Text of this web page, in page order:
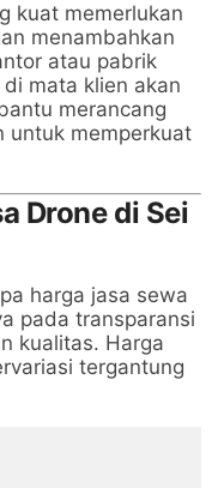
kuat memerlukan
menambahkan
atau pabrik
mata klien akan
merancang
untuk memperkuat
Drone di Sei
harga jasa sewa
pada transparansi
kualitas. Harga
tergantung